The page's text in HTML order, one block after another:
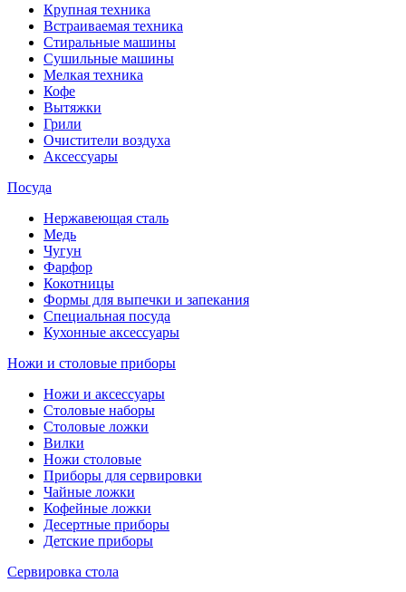
Крупная техника
Встраиваемая техника
Стиральные машины
Сушильные машины
Мелкая техника
Кофе
Вытяжки
Грили
Очистители воздуха
Аксессуары
Посуда
Нержавеющая сталь
Медь
Чугун
Фарфор
Кокотницы
Формы для выпечки и запекания
Специальная посуда
Кухонные аксессуары
Ножи и столовые приборы
Ножи и аксессуары
Столовые наборы
Столовые ложки
Вилки
Ножи столовые
Приборы для сервировки
Чайные ложки
Кофейные ложки
Десертные приборы
Детские приборы
Сервировка стола